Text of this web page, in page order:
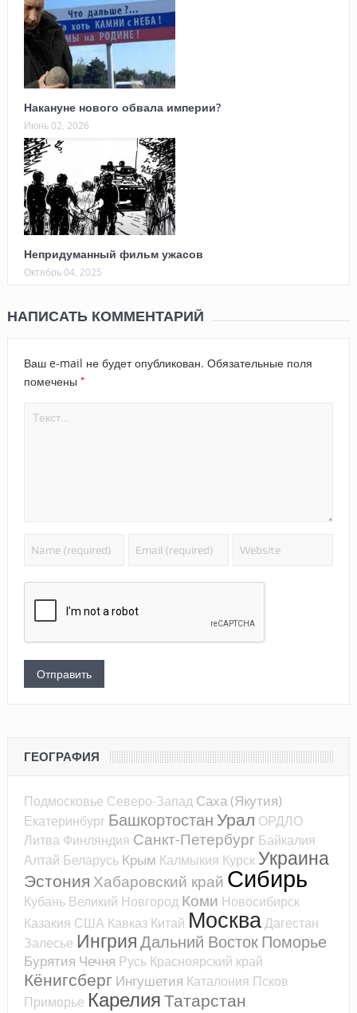
Накануне нового обвала империи?
Июнь 02, 2026
Непридуманный фильм ужасов
Октябрь 04, 2025
НАПИСАТЬ КОММЕНТАРИЙ
Ваш e-mail не будет опубликован. Обязательные поля
помечены *
ГЕОГРАФИЯ
Подмосковье Северо-Запад Саха (Якутия)
Екатеринбург Башкортостан Урал ОРДЛО
Литва Финляндия Санкт-Петербург Байкалия
Алтай Беларусь Крым Калмыкия Курск Украина
Эстония Хабаровский край Сибирь
Кубань Великий Новгород Коми Новосибирск
Казакия США Кавказ Китай МоскваДагестан
Залесье ИнгрияДальний ВостокПоморье
Бурятия Чечня Русь Красноярский край
Кёнигсберг Ингушетия Каталония Псков
Приморье КарелияТатарстан